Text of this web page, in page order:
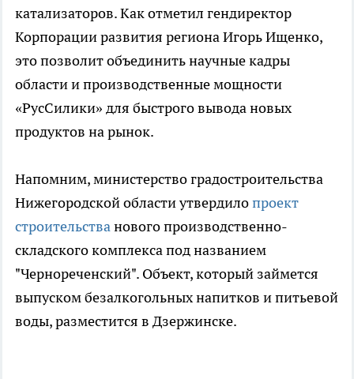
катализаторов. Как отметил гендиректор
Корпорации развития региона Игорь Ищенко,
это позволит объединить научные кадры
области и производственные мощности
«РусСилики» для быстрого вывода новых
продуктов на рынок.
Напомним, министерство градостроительства
Нижегородской области утвердилопроект
строительстванового производственно-
складского комплекса под названием
"Чернореченский". Объект, который займется
выпуском безалкогольных напитков и питьевой
воды, разместится в Дзержинске.